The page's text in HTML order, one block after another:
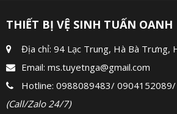
THIẾT BỊ VỆ SINH TUẤN OANH
Địa chỉ: 94 Lạc Trung, Hà Bà Trưng,
Email: ms.tuyetnga@gmail.com
Hotline: 0988089483/ 0904152089/
(Call/Zalo 24/7)